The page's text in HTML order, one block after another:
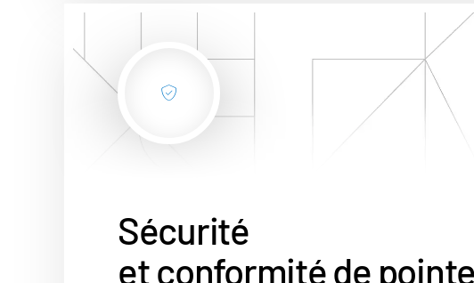
Sécurité
et conformité de pointe